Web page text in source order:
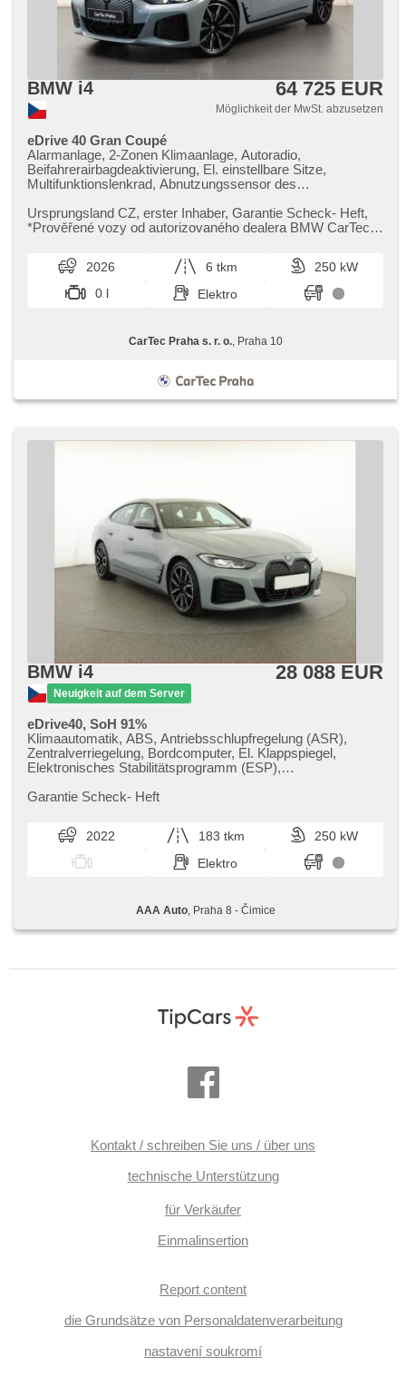
BMW i4 64 725 EUR
Möglichkeit der MwSt. abzusetzen
eDrive 40 Gran Coupé
Alarmanlage, 2-Zonen Klimaanlage, Autoradio,
Beifahrerairbagdeaktivierung, El. einstellbare Sitze,
Multifunktionslenkrad, Abnutzungssensor des
zatmavená zadní skla, el. tažné zařízení, bezklíčové
odemykání, bezklíčové startování, beheizte Sitze,
denní svícení
Ursprungsland CZ,​ erster Inhaber,​ Garantie Scheck​- Heft,​ ​
*Prověřené vozy od autorizovaného dealera BMW CarTec
2026 6 tkm
250 kW
0 l
Elektro
CarTec Praha s. r. o., Praha 10
BMW i4
Neuigkeit auf dem Server
28 088 EUR
eDrive40, SoH 91%
Klimaautomatik, ABS, Antriebsschlupfregelung (ASR),
Zentralverriegelung, Bordcomputer, El. Klappspiegel,
Elektronisches Stabilitätsprogramm (ESP),
Anhängerkupplung, Reifendrucksensor, USB, 8x Airbag,
Autoradio, Automatikgetriebe
Garantie Scheck​- Heft
2022 183 tkm
250 kW
Elektro
AAA Auto, Praha 8 - Čimice
Kontakt / schreiben Sie uns / über uns
technische Unterstützung
für Verkäufer
Einmalinsertion
Report content
die Grundsätze von Personaldatenverarbeitung
nastavení soukromí